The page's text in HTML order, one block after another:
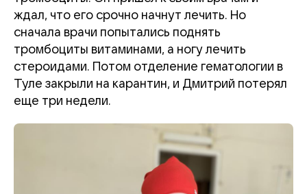
ждал, что его срочно начнут лечить. Но
сначала врачи попытались поднять
тромбоциты витаминами, а ногу лечить
стероидами. Потом отделение гематологии в
Туле закрыли на карантин, и Дмитрий потерял
еще три недели.